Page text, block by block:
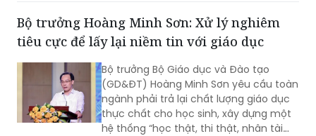
Bộ trưởng Hoàng Minh Sơn: Xử lý nghiêm
tiêu cực để lấy lại niềm tin với giáo dục
Bộ trưởng Bộ Giáo dục và Đào tạo
(GD&ĐT) Hoàng Minh Sơn yêu cầu toàn
ngành phải trả lại chất lượng giáo dục
thực chất cho học sinh, xây dựng một
hệ thống “học thật, thi thật, nhân tài